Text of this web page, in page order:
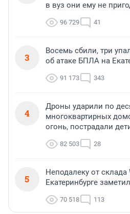
в вуз они ему не
96 729 41
3
Восемь сбили, три
об атаке БПЛА на
91 173 343
4
Дроны ударили по
многоквартирных
огонь, пострадали
82 503 28
5
Неподалеку от склада
Екатеринбурге
70 518 113